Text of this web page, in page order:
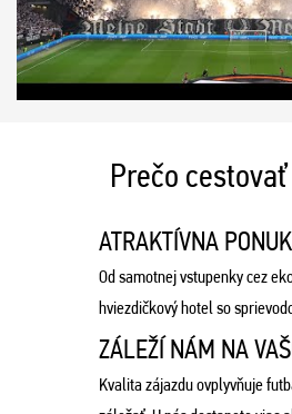
Prečo
ATRAKTÍVNA
Od samotnej vstupenky cez
hviezdičkový hotel so
ZÁLEŽÍ NÁM NA
Kvalita zájazdu ovplyvňuje